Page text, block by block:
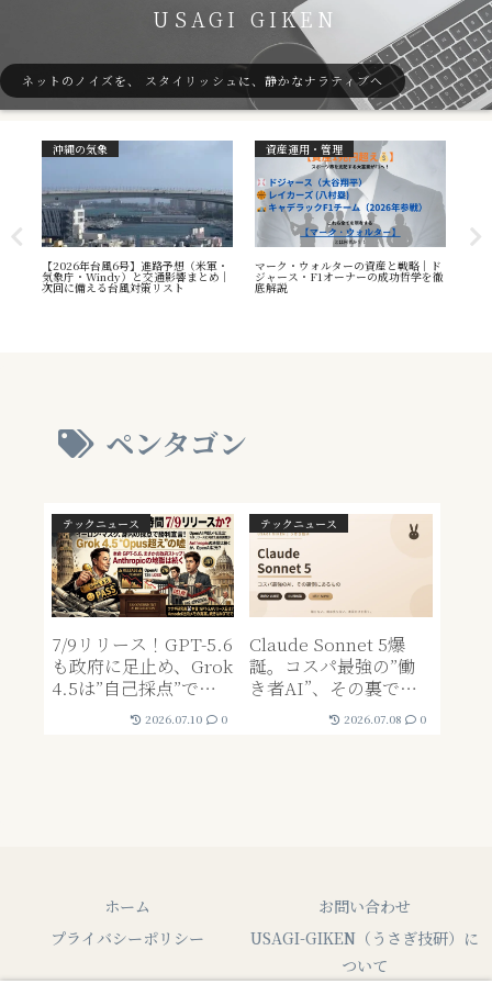
USAGI GIKEN
ネットのノイズを、 スタイリッシュに、静かなナラティブへ
沖縄の気象
【2026年台風6号】進路予想（米軍・
気象庁・Windy）と交通影響まとめ｜
次回に備える台風対策リスト
資産運用・管理
マーク・ウォルターの資産と戦略｜ド
ジャース・F1オーナーの成功哲学を徹
底解説
ペンタゴン
テックニュース
7/9リリース！GPT-5.6
も政府に足止め、Grok
4.5は”自己採点”で
Opus超え——それでも
Anthropicだけ「いじ
2026.07.10 0
テックニュース
Claude Sonnet 5爆
誕。コスパ最強の”働
き者AI”、その裏で
Anthropicに起きてい
2026.07.08 0
ホーム
お問い合わせ
プライバシーポリシー
USAGI-GIKEN（うさぎ技研）に
ついて